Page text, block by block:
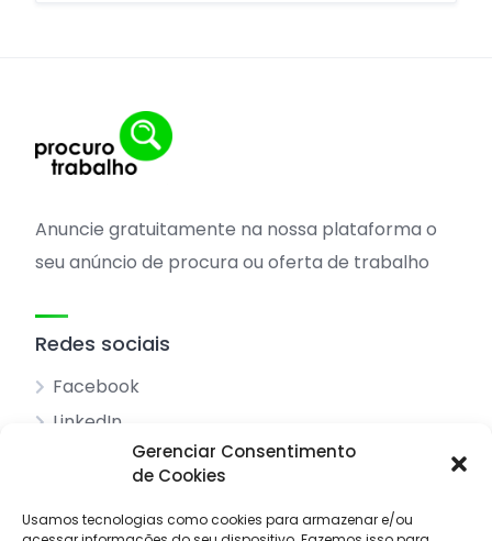
Gerenciar Consentimento
de Cookies
Usamos tecnologias como cookies para armazenar e/ou
Anuncie gratuitamente na nossa plataforma o
seu anúncio de procura ou oferta de trabalho
Redes sociais
Facebook
LinkedIn